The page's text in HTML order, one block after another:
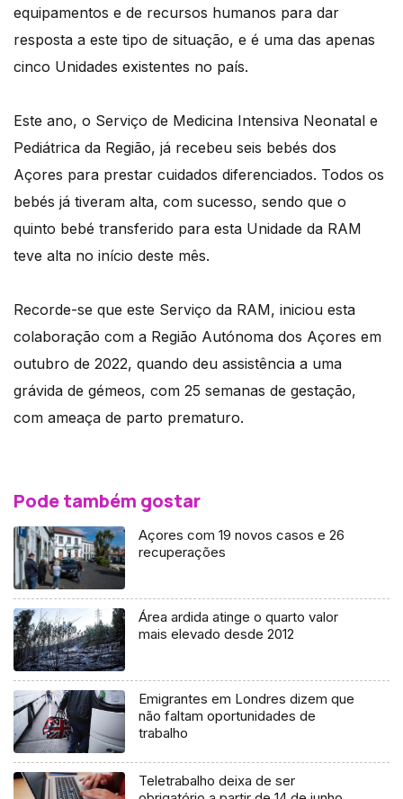
equipamentos e de recursos humanos para dar
resposta a este tipo de situação, e é uma das apenas
cinco Unidades existentes no país.
Este ano, o Serviço de Medicina Intensiva Neonatal e
Pediátrica da Região, já recebeu seis bebés dos
Açores para prestar cuidados diferenciados. Todos os
bebés já tiveram alta, com sucesso, sendo que o
quinto bebé transferido para esta Unidade da RAM
teve alta no início deste mês.
Recorde-se que este Serviço da RAM, iniciou esta
colaboração com a Região Autónoma dos Açores em
outubro de 2022, quando deu assistência a uma
grávida de gémeos, com 25 semanas de gestação,
com ameaça de parto prematuro.
Pode também gostar
Açores com 19 novos casos e 26
recuperações
Área ardida atinge o quarto valor
mais elevado desde 2012
Emigrantes em Londres dizem que
não faltam oportunidades de
trabalho
Teletrabalho deixa de ser